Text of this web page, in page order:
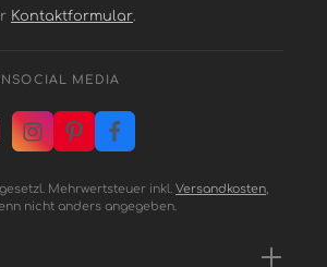
Kontaktformular.
SOCIAL MEDIA
Mehrwertsteuer inkl. Versandkosten,
nicht anders angegeben.